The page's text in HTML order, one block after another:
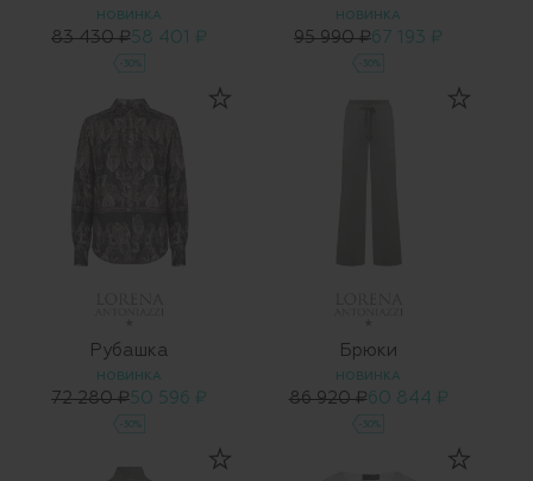
НОВИНКА
83 430 ₽58 401 ₽
-30%
НОВИНКА
95 990 ₽67 193 ₽
-30%
Рубашка
НОВИНКА
72 280 ₽50 596 ₽
-30%
Брюки
НОВИНКА
86 920 ₽60 844 ₽
-30%